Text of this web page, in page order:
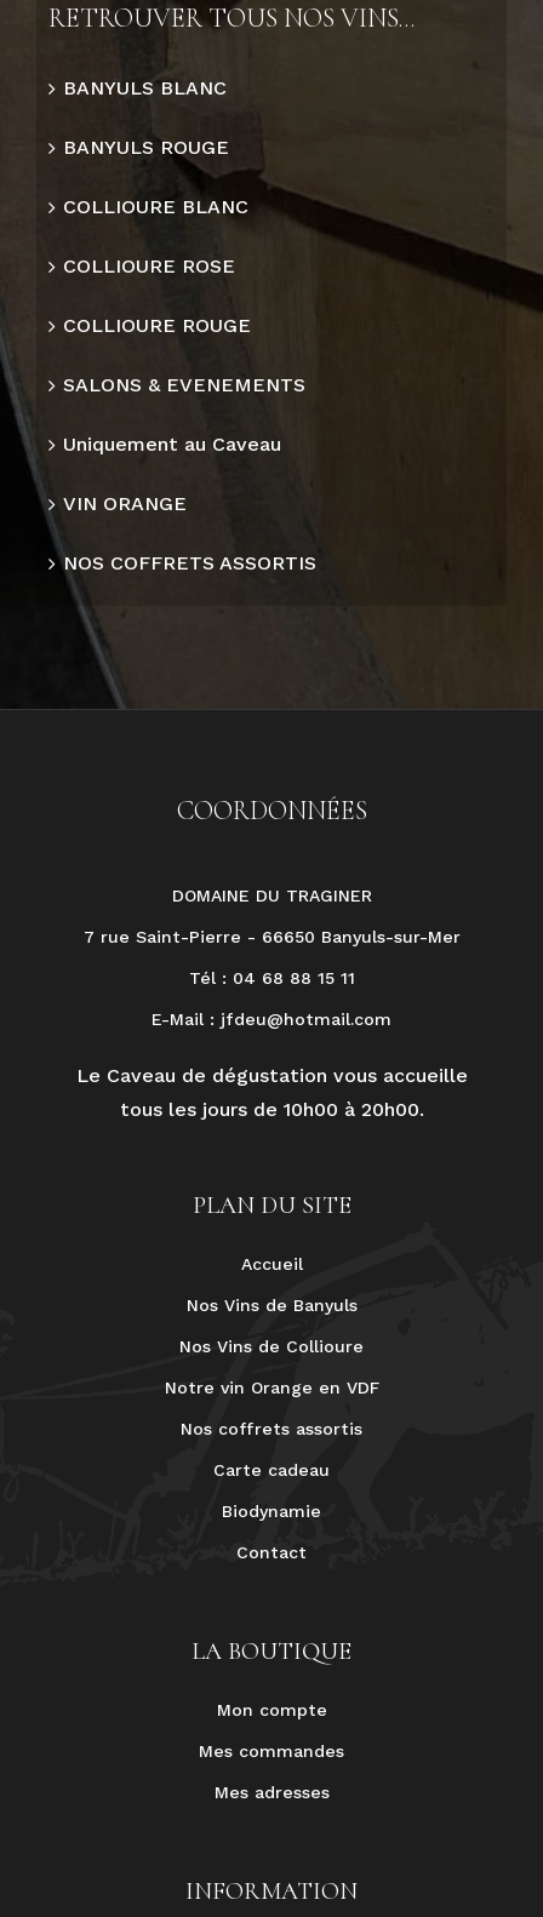
RETROUVER TOUS NOS VINS…
BANYULS BLANC
BANYULS ROUGE
COLLIOURE BLANC
COLLIOURE ROSE
COLLIOURE ROUGE
SALONS & EVENEMENTS
Uniquement au Caveau
VIN ORANGE
NOS COFFRETS ASSORTIS
COORDONNÉES
DOMAINE DU TRAGINER
7 rue Saint-Pierre - 66650 Banyuls-sur-Mer
Tél : 04 68 88 15 11
E-Mail : jfdeu@hotmail.com
Le Caveau de dégustation vous accueille
tous les jours de 10h00 à 20h00.
PLAN DU SITE
Accueil
Nos Vins de Banyuls
Nos Vins de Collioure
Notre vin Orange en VDF
Nos coffrets assortis
Carte cadeau
Biodynamie
Contact
LA BOUTIQUE
Mon compte
Mes commandes
Mes adresses
INFORMATION